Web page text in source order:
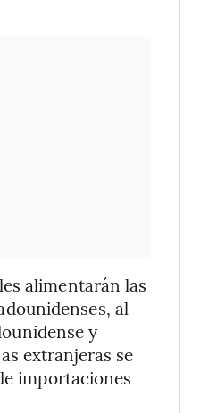
alimentarán las
al
y
extranjeras se
importaciones